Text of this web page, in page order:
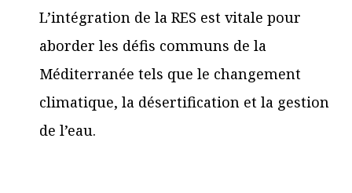
L’intégration de la RES est vitale pour
aborder les défis communs de la
Méditerranée tels que le changement
climatique, la désertification et la gestion
de l’eau.